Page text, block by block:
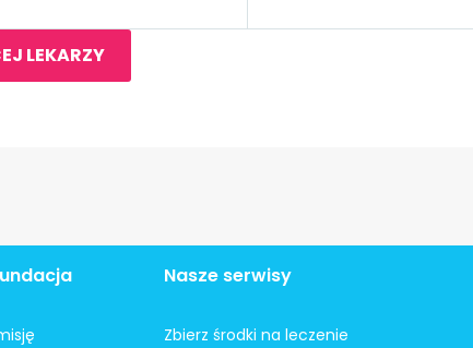
LEKARZY
Nasze serwisy
Zbierz środki na leczenie